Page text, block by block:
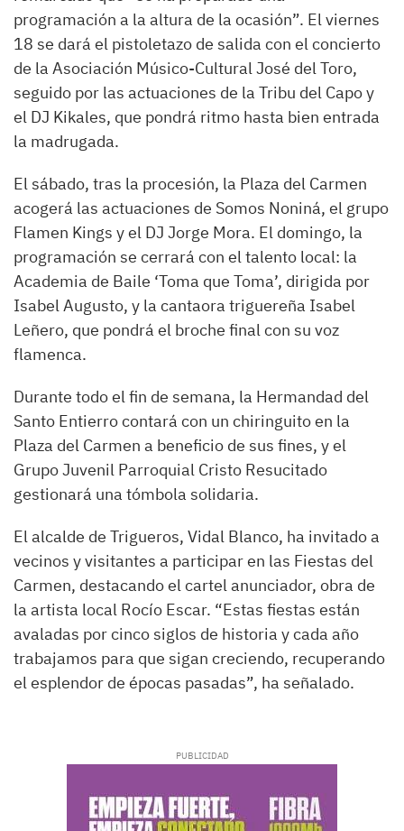
programación a la altura de la ocasión”. El viernes
18 se dará el pistoletazo de salida con el concierto
de la Asociación Músico-Cultural José del Toro,
seguido por las actuaciones de la Tribu del Capo y
el DJ Kikales, que pondrá ritmo hasta bien entrada
la madrugada.
El sábado, tras la procesión, la Plaza del Carmen
acogerá las actuaciones de Somos Noniná, el grupo
Flamen Kings y el DJ Jorge Mora. El domingo, la
programación se cerrará con el talento local: la
Academia de Baile ‘Toma que Toma’, dirigida por
Isabel Augusto, y la cantaora triguereña Isabel
Leñero, que pondrá el broche final con su voz
flamenca.
Durante todo el fin de semana, la Hermandad del
Santo Entierro contará con un chiringuito en la
Plaza del Carmen a beneficio de sus fines, y el
Grupo Juvenil Parroquial Cristo Resucitado
gestionará una tómbola solidaria.
El alcalde de Trigueros, Vidal Blanco, ha invitado a
vecinos y visitantes a participar en las Fiestas del
Carmen, destacando el cartel anunciador, obra de
la artista local Rocío Escar. “Estas fiestas están
avaladas por cinco siglos de historia y cada año
trabajamos para que sigan creciendo, recuperando
el esplendor de épocas pasadas”, ha señalado.